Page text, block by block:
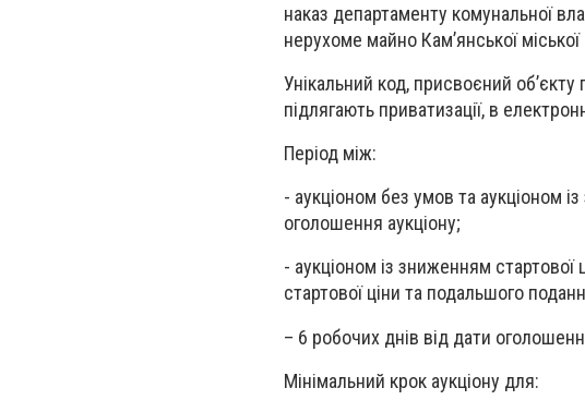
наказ департаменту комунальної
нерухоме майно Кам’янської
Унікальний код, присвоєний об’єкту
підлягають приватизації, в
Період між:
- аукціоном без умов та аукціоном
оголошення аукціону;
- аукціоном із зниженням
стартової ціни та подальшого
– 6 робочих днів від дати
Мінімальний крок аукціону для: